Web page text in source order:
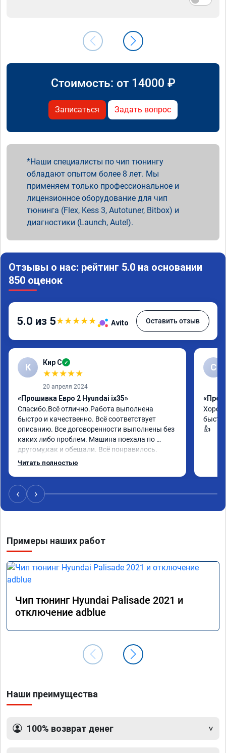
Стоимость: от 14000 ₽
Записаться Задать вопрос
Наши специалисты по чип тюнингу
обладают опытом более 8 лет. Мы
применяем только профессиональное и
лицензионное оборудование для чип
тюнинга (Flex, Kess 3, Autotuner, Bitbox) и
диагностики (Launch, Autel).
Отзывы о нас: рейтинг 5.0 на основании
850 оценок
5.0 из 5★★★★★ Avito Оставить отзыв
К Кир С ✓
★★★★★
20 апреля 2024
«Прошивка Евро 2 Hyundai ix35»
Спасибо.Всё отлично.Работа выполнена
быстро и качественно. Всё соответствует
описанию. Все договоренности выполнены без
каких либо проблем. Машина поехала по
другому,как и обещали. Всё понравилось.
Рекомендую данную компанию.
Читать полностью
С
👍
‹ ›
Примеры наших работ
Чип тюнинг Hyundai Palisade 2021 и
отключение adblue
Наши преимущества
100% возврат денег